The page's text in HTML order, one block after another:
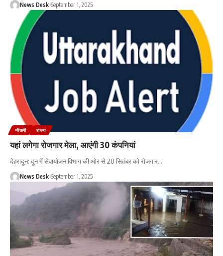
News Desk September 1, 2025
नौकरी राज्य
यहां लगेगा रोजगार मेला, आएंगी 30 कंपनियां
देहरादून: दून में सेवायोजन विभाग की ओर से 20 सितंबर को रोजगार…
News Desk September 1, 2025